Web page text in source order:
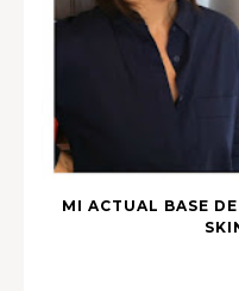
MI ACTUAL BASE